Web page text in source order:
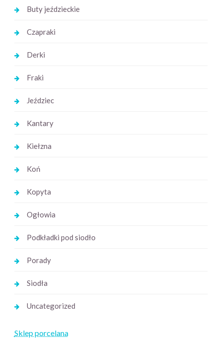
Buty jeździeckie
Czapraki
Derki
Fraki
Jeździec
Kantary
Kiełzna
Koń
Kopyta
Ogłowia
Podkładki pod siodło
Porady
Siodła
Uncategorized
Sklep porcelana